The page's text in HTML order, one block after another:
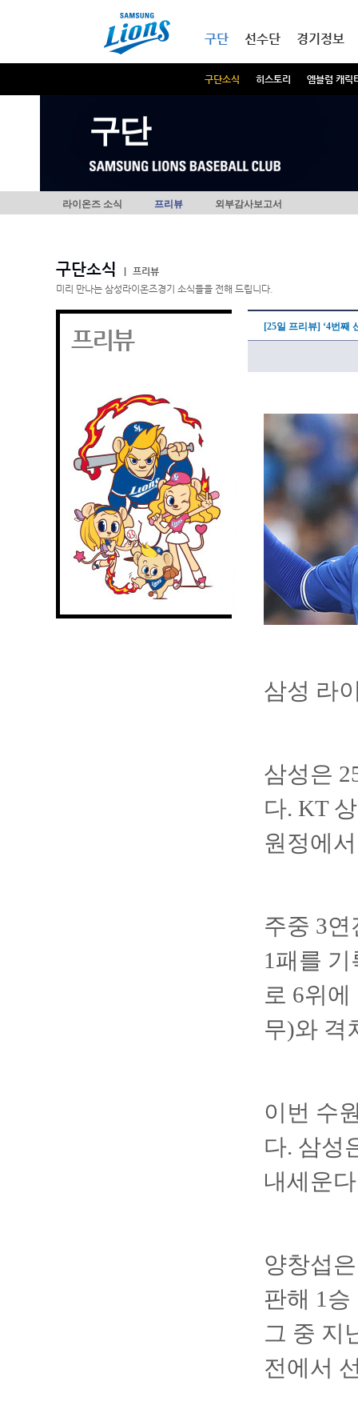
구단
구단소식 히스토리 엠블럼 캐릭
선수단 경기정보
구단
라이온즈 소식 프리뷰 외부감사보고서
구단소식
프리뷰
미리 만나는 삼성라이온즈경기 소식들을 전해 드립니다.
프리뷰 [25일 프리뷰] ‘4번째
삼성 라
삼성은
다. KT
원정에
주중 3연
1패를
로 6위
무)와 격
이번 수
다. 삼성
내세운
양창섭
판해 1승
그 중 지
전에서